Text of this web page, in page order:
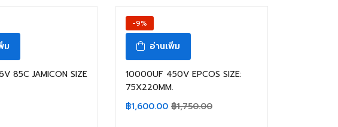
ม
85C JAMICON SIZE
-9%
อ่านเพิ่ม
10000UF 450V EPCOS SIZE:
75X220MM.
฿1,600.00 ฿1,750.00